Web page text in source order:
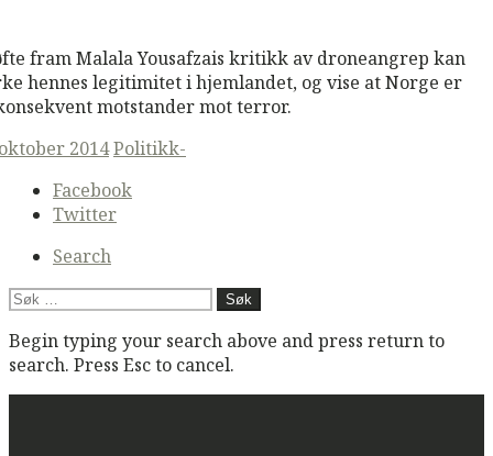
fram Malala Yousafzais kritikk av droneangrep kan
hennes legitimitet i hjemlandet, og vise at Norge er
motstander mot terror.
2014Politikk-
Secondary
navigation
Facebook
Twitter
Search
Søk
Begin typing your search above and press return to
search. Press Esc to cancel.